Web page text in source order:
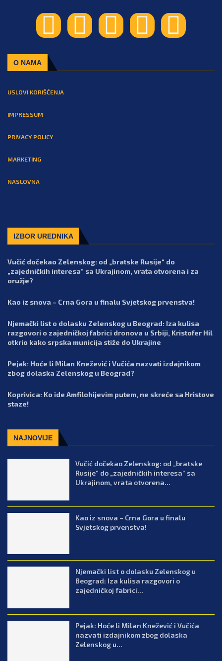
O NAMA
USLOVI KORIŠĆENJA
IMPRESSUM
PRIVACY POLICY
MARKETING
NASLOVNA
IZBOR UREDNIKA
Vučić dočekao Zelenskog: od „bratske Rusije“ do
„zajedničkih interesa“ sa Ukrajinom, vrata otvorena i za
oružje?
Kao iz snova – Crna Gora u finalu Svjetskog prvenstva!
Njemački list o dolasku Zelenskog u Beograd: Iza kulisa
razgovori o zajedničkoj fabrici dronova u Srbiji, Kristofer Hil
otkrio kako srpska municija stiže do Ukrajine
Pejak: Hoće li Milan Knežević i Vučića nazvati izdajnikom
zbog dolaska Zelenskog u Beograd?
Koprivica: Ko ide Amfilohijevim putem, ne skreće sa Hristove
staze!
NAJNOVIJE
Vučić dočekao Zelenskog: od „bratske
Rusije“ do „zajedničkih interesa“ sa
Ukrajinom, vrata otvorena...
Kao iz snova – Crna Gora u finalu
Svjetskog prvenstva!
Njemački list o dolasku Zelenskog u
Beograd: Iza kulisa razgovori o
zajedničkoj fabrici...
Pejak: Hoće li Milan Knežević i Vučića
nazvati izdajnikom zbog dolaska
Zelenskog u...